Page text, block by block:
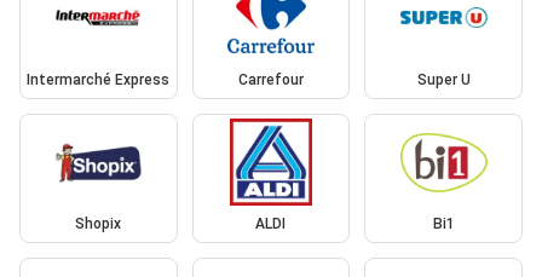
Intermarché Express Carrefour Super U
Shopix ALDI Bi1